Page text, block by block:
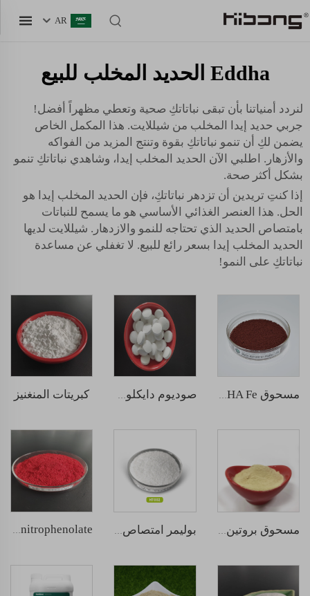
AR
Eddha الحديد المخلب للبيع
لنردد أمنياتنا بأن تبقى نباتاتكِ صحية وتعطي مظهراً أفضل!
جربي حديد إيدا المخلب من شيللايت. هذا المكمل الخاص
يضمن لكِ أن تنمو نباتاتكِ بقوة وتنتج المزيد من الفواكه
والأزهار. اطلبي الآن الحديد المخلب إيدا، وشاهدي نباتاتكِ تنمو
بشكل أكثر صحة.
إذا كنتِ تريدين أن تزدهر نباتاتكِ، فإن الحديد المخلب إيدا هو
الحل. هذا العنصر الغذائي الأساسي هو ما يسمح للنباتات
بامتصاص الحديد الذي تحتاجه للنمو والازدهار. شيللايت لديها
الحديد المخلب إيدا بسعر رائع للبيع. لا تغفلي عن مساعدة
نباتاتكِ على النمو!
مسحوق EDDHA Fe صوديوم دايكلوروإيسوسيانورات (SDIC) كبريتات المنغنيز
sodium nitrophenolate